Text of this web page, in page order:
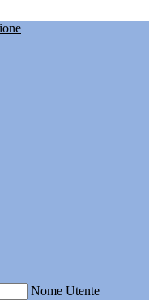
Nome Utente